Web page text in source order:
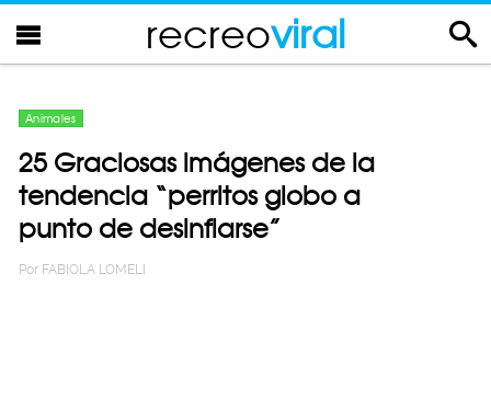
recreoviral
Animales
25 Graciosas imágenes de la
tendencia “perritos globo a
punto de desinflarse”
Por FABIOLA LOMELI